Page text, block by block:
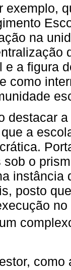
exemplo,
na
e a figura
como
destacar
a
o
instância
posto